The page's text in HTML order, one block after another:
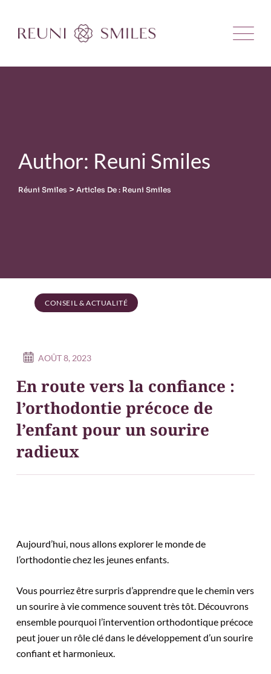
content
Author: Reuni Smiles
Réuni Smiles > Articles De : Reuni Smiles
CONSEIL & ACTUALITÉ
AOÛT 8, 2023
En route vers la confiance :
l’orthodontie précoce de
l’enfant pour un sourire
radieux
Aujourd’hui, nous allons explorer le monde de
l’orthodontie chez les jeunes enfants.
Vous pourriez être surpris d’apprendre que le chemin vers
un sourire à vie commence souvent très tôt. Découvrons
ensemble pourquoi l’intervention orthodontique précoce
peut jouer un rôle clé dans le développement d’un sourire
confiant et harmonieux.